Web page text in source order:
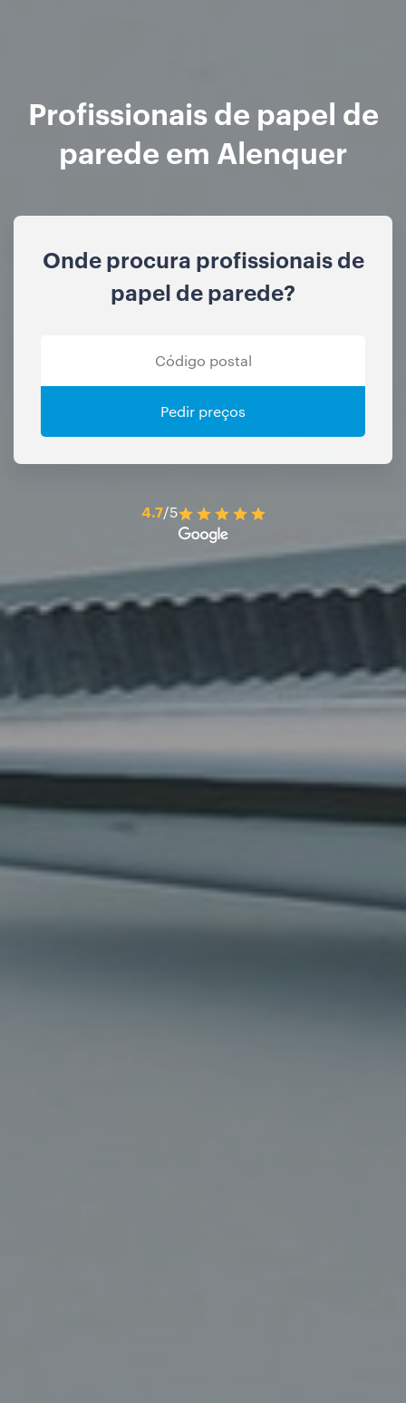
Profissionais de papel de
parede em Alenquer
Onde procura profissionais de
papel de parede?
Pedir preços
4.7/5